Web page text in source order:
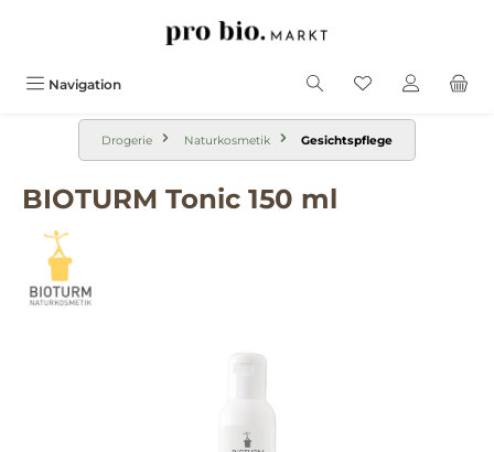
Navigation
Drogerie Naturkosmetik Gesichtspflege
BIOTURM Tonic 150 ml